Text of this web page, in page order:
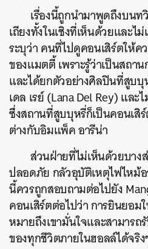
เรื่องนี้ถูกนำมาพูดถึงบนท
เถียงทั้งในเชิงที่เห็นด้วยและไ
ระบุว่า คนที่ไปดูคอนเสิร์ตให้
ของแมตตี้ เพราะรู้ว่าเป็นสถา
และได้ยกตัวอย่างศิลปินที่สูบบุ
เดล เรย์ (Lana Del Rey) และ
ซึ่งสถานที่สูบบุหรี่ก็เป็นคอนเสิ
ต่างกับอิมแพ็ค อารีน่า
ส่วนฝ่ายที่ไม่เห็นด้วยบาง
ปลอดภัย กลัวอุบัติเหตุไฟไหม้อ
นี้ควรถูกสอบถามต่อไปยัง
คอนเสิร์ตต่อไปว่า การยินยอ
หมายถึงเขามั่นใจและสามาร
ของทุกชีวิตภายในฮอลล์ได้จริง